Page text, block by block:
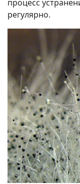
процесс
регулярно.